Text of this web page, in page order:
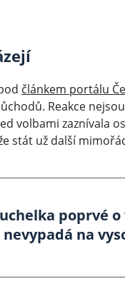
článkem portálu
Reakce
volbami zaznívala
stát už další
poprvé
na